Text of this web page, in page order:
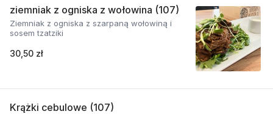
ziemniak z ogniska z wołowina (107)
Ziemniak z ogniska z szarpaną wołowiną i
sosem tzatziki
30,50 zł
Krążki cebulowe (107)